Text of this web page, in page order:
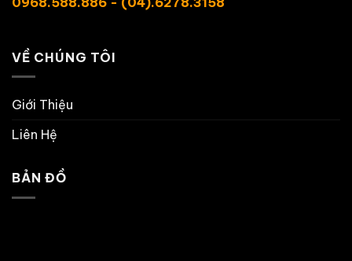
VỀ CHÚNG TÔI
Giới Thiệu
Liên Hệ
BẢN ĐỒ